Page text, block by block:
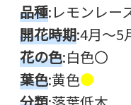
品種:レモンレー
開花時期:4月～5
花の色:白色〇
葉色:黄色●